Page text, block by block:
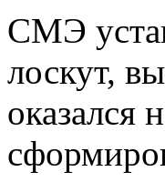
СМЭ‭
‬лоскут,‭
‬оказался‭